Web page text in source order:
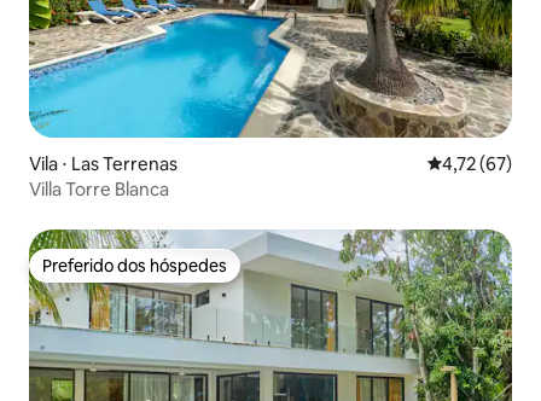
Vila ⋅ Las Terrenas 4,72 de uma
4,72 (67)
Villa Torre Blanca
Preferido dos hóspedes
Preferido dos hóspedes